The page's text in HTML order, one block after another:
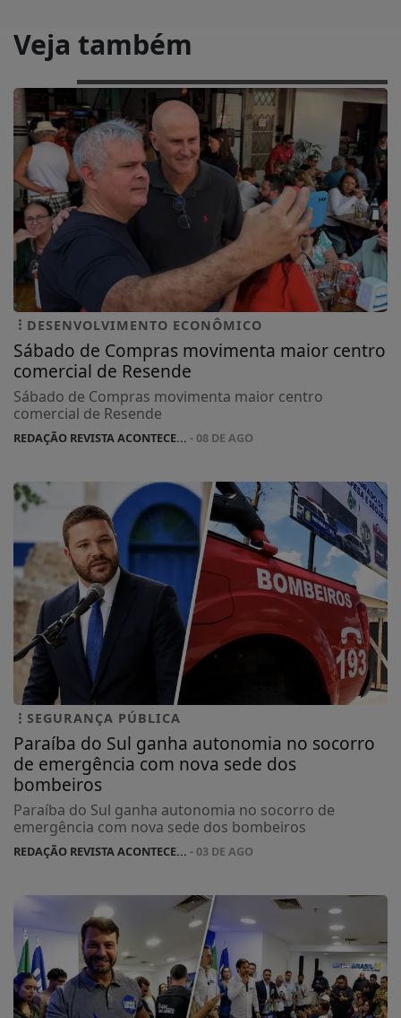
Veja também
DESENVOLVIMENTO ECONÔMICO
Sábado de Compras movimenta maior centro
comercial de Resende
Sábado de Compras movimenta maior centro
comercial de Resende
REDAÇÃO REVISTA ACONTECE... - 08 DE AGO
SEGURANÇA PÚBLICA
Paraíba do Sul ganha autonomia no socorro
de emergência com nova sede dos
bombeiros
Paraíba do Sul ganha autonomia no socorro de
emergência com nova sede dos bombeiros
REDAÇÃO REVISTA ACONTECE... - 03 DE AGO